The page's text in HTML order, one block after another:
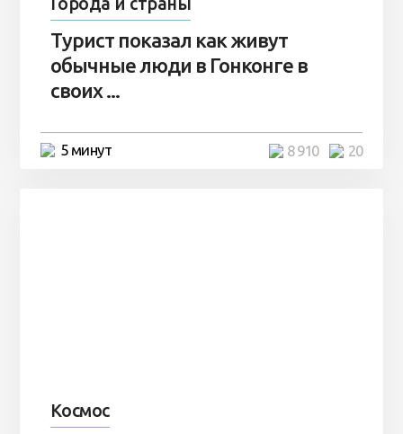
Турист показал как живут
обычные люди в Гонконге в
своих ...
5 минут 20
8 910
Космос